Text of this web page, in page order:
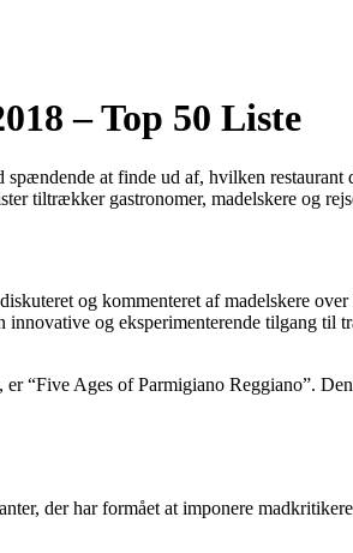
– Top 50 Liste
at finde ud af, hvilken
tiltrækker gastronomer, madelskere og
og kommenteret af madelskere
og eksperimenterende tilgang til
“Five Ages of Parmigiano Reggiano”.
der har formået at imponere